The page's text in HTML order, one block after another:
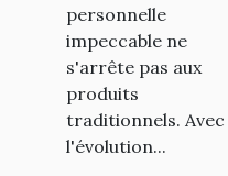
personnelle
impeccable ne
s'arrête pas aux
produits
traditionnels. Avec
l'évolution...